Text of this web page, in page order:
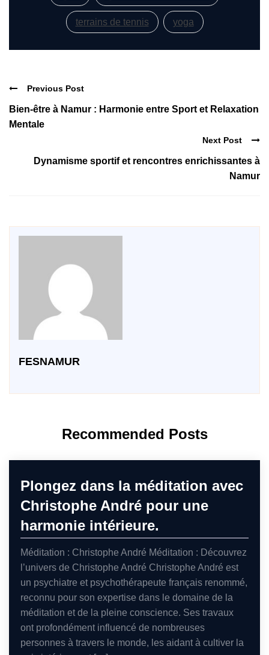
terrains de tennis yoga
Previous Post
Bien-être à Namur : Harmonie entre Sport et Relaxation
Mentale
Next Post
Dynamisme sportif et rencontres enrichissantes à
Namur
FESNAMUR
Recommended Posts
Plongez dans la méditation avec
Christophe André pour une
harmonie intérieure.
Méditation : Christophe André Méditation : Découvrez
l’univers de Christophe André Christophe André est
un psychiatre et psychothérapeute français renommé,
reconnu pour son expertise dans le domaine de la
méditation et de la pleine conscience. Ses travaux
ont profondément influencé de nombreuses
personnes à travers le monde, les aidant à cultiver la